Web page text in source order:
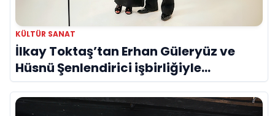
KÜLTÜR SANAT
İlkay Toktaş’tan Erhan Güleryüz ve
Hüsnü Şenlendirici işbirliğiyle
duygusal bir aşk manifestosu: “Deliler
Gibi”